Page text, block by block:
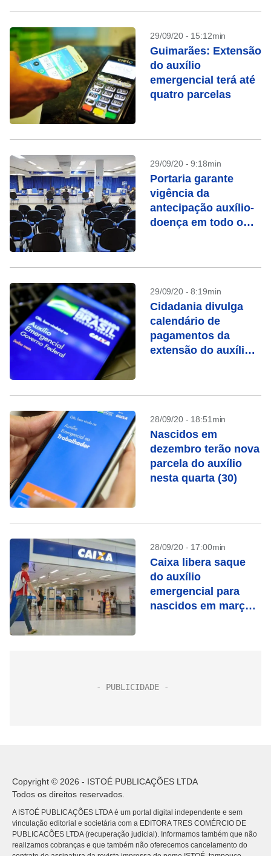
29/09/20 - 15:12min
Guimarães: Extensão
do auxílio
emergencial terá até
quatro parcelas
29/09/20 - 9:18min
Portaria garante
vigência da
antecipação auxílio-
doença em todo o
29/09/20 - 8:19min
Cidadania divulga
calendário de
pagamentos da
extensão do auxílio
28/09/20 - 18:51min
Nascidos em
dezembro terão nova
parcela do auxílio
nesta quarta (30)
28/09/20 - 17:00min
Caixa libera saque
do auxílio
emergencial para
nascidos em março
Copyright © 2026 - ISTOÉ PUBLICAÇÕES LTDA
Todos os direitos reservados.
A ISTOÉ PUBLICAÇÕES LTDA é um portal digital independente e sem
vinculação editorial e societária com a EDITORA TRES COMÉRCIO DE
PUBLICACÕES LTDA (recuperação judicial). Informamos também que não
realizamos cobranças e que também não oferecemos cancelamento do